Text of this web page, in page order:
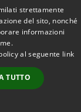
strettamente
del sito, nonché
informazioni
al seguente link
TUTTO